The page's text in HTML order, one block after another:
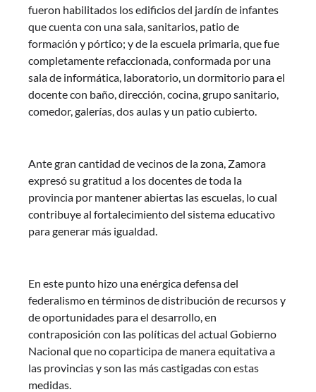
fueron habilitados los edificios del jardín de infantes
que cuenta con una sala, sanitarios, patio de
formación y pórtico; y de la escuela primaria, que fue
completamente refaccionada, conformada por una
sala de informática, laboratorio, un dormitorio para el
docente con baño, dirección, cocina, grupo sanitario,
comedor, galerías, dos aulas y un patio cubierto.
Ante gran cantidad de vecinos de la zona, Zamora
expresó su gratitud a los docentes de toda la
provincia por mantener abiertas las escuelas, lo cual
contribuye al fortalecimiento del sistema educativo
para generar más igualdad.
En este punto hizo una enérgica defensa del
federalismo en términos de distribución de recursos y
de oportunidades para el desarrollo, en
contraposición con las políticas del actual Gobierno
Nacional que no coparticipa de manera equitativa a
las provincias y son las más castigadas con estas
medidas.